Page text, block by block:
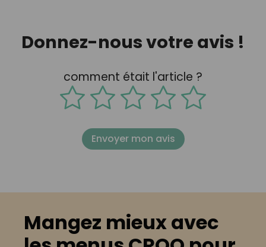
Donnez-nous votre avis !
comment était l'article ?
Envoyer mon avis
Mangez mieux avec